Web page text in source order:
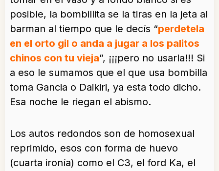
posible, la bombillita se la tiras en la jeta al
barman al tiempo que le decís “perdetela
en el orto gil o anda a jugar a los palitos
chinos con tu vieja”, ¡¡¡pero no usarla!!! Si
a eso le sumamos que el que usa bombilla
toma Gancia o Daikiri, ya esta todo dicho.
Esa noche le riegan el abismo.
Los autos redondos son de homosexual
reprimido, esos con forma de huevo
(cuarta ironía) como el C3, el ford Ka, el